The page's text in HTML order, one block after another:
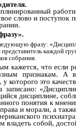
слово и
фразу:
каждой
собрания.
кажется, что если
признакам. А в
которого это
дисциплине,
понятия к
и морали, а
собой,